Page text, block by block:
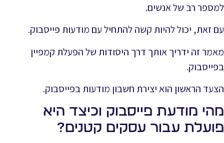
למספר רב של אנשים.
עם זאת, יכול להיות קשה להתחיל עם מודעות פייסבוק.
מאמר זה ידריך אותך דרך היסודות של הפעלת קמפיין
בפייסבוק.
הצעד הראשון הוא יצירת חשבון מודעות בפייסבוק.
מהי מודעת פייסבוק וכיצד היא
פועלת עבור עסקים קטנים?